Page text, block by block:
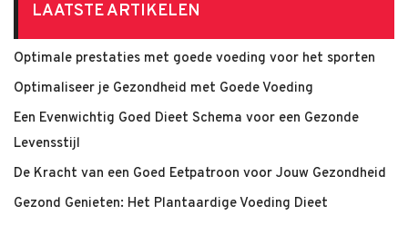
LAATSTE ARTIKELEN
Optimale prestaties met goede voeding voor het sporten
Optimaliseer je Gezondheid met Goede Voeding
Een Evenwichtig Goed Dieet Schema voor een Gezonde
Levensstijl
De Kracht van een Goed Eetpatroon voor Jouw Gezondheid
Gezond Genieten: Het Plantaardige Voeding Dieet